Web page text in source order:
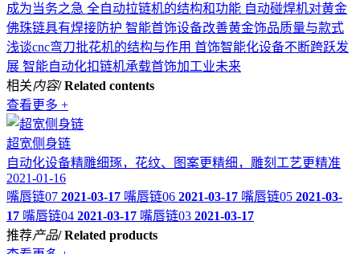
成为当务之急 全自动拉链机的结构和功能 自动碰焊机对黄金
佛珠链具有焊接防护 智能首饰设备改善黄金饰品质量与款式
浅谈cnc弯刀批花机的结构与作用 首饰智能化设备不断跨跃发
展 智能自动化扣链机承载首饰加工业未来
相关内容/ Related contents
查看更多 +
超宽侧身链
自动化设备精雕细琢，花纹、图案更精细，雕刻工艺更精准
2021-01-16
嘴唇链07 2021-03-17 嘴唇链06 2021-03-17 嘴唇链05 2021-03-
17 嘴唇链04 2021-03-17 嘴唇链03 2021-03-17
推荐产品/ Related products